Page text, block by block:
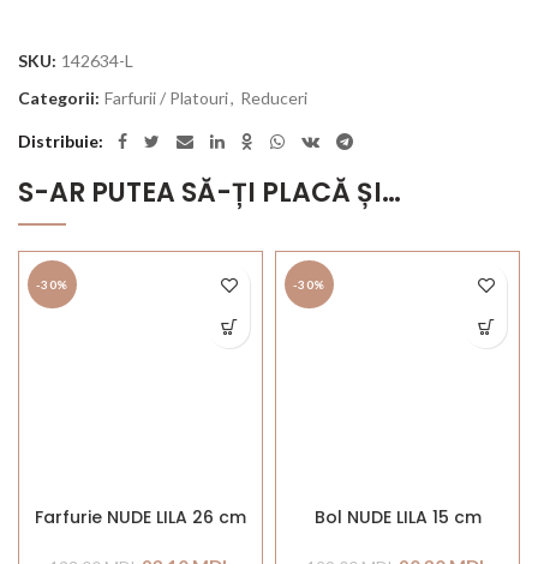
SKU: 142634-L
Categorii: Farfurii / Platouri, Reduceri
Distribuie
S-AR PUTEA SĂ-ȚI PLACĂ ȘI…
-30%
Farfurie NUDE LILA 26 cm
-30%
Bol NUDE LILA 15 cm